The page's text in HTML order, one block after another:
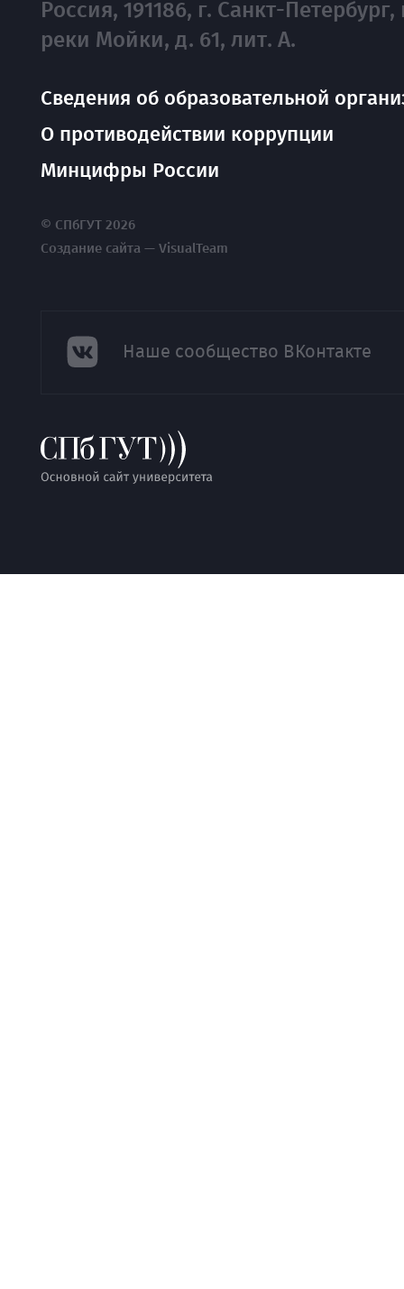
Россия, 191186, г. Санкт-Петербург,
реки Мойки, д. 61, лит. А.
Сведения об образовательной
О противодействии коррупции
Минцифры России
© СПбГУТ 2026
Создание сайта — VisualTeam
Наше сообщество ВКонтакте